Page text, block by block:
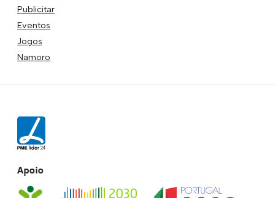
Publicitar
Eventos
Jogos
Namoro
Apoio